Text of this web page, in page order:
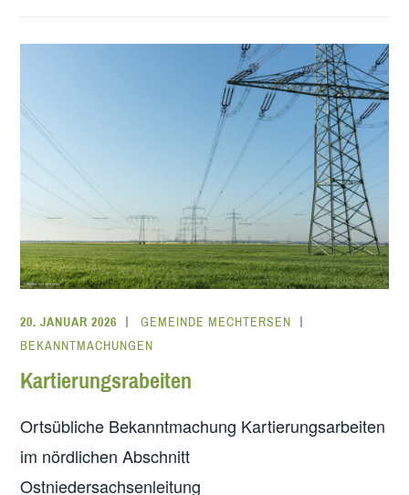
20. JANUAR 2026
GEMEINDE MECHTERSEN
BEKANNTMACHUNGEN
Kartierungsrabeiten
Ortsübliche Bekanntmachung Kartierungsarbeiten
im nördlichen Abschnitt
Ostniedersachsenleitung